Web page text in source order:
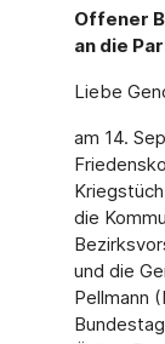
Offener
an die
Liebe
am 14.
die
und die
Pellmann